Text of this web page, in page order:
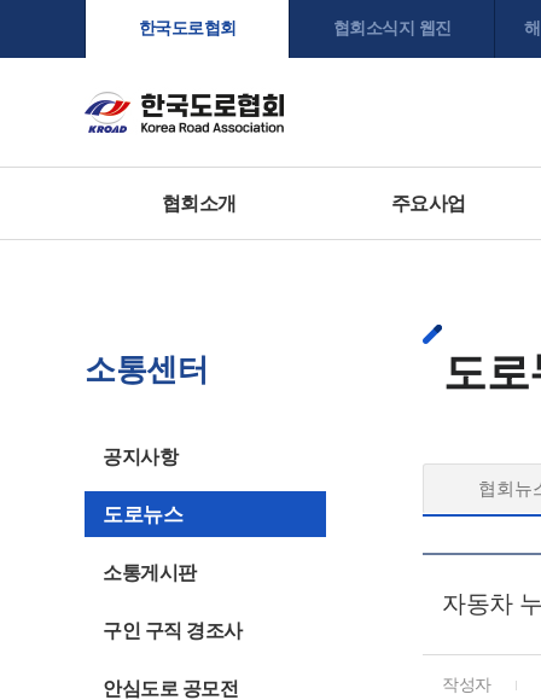
한국도로협회 협회소식지 웹진
협회소개 주요사업
소통센터
공지사항
도로뉴스
소통게시판
구인 구직 경조사
안심도로 공모전
도로
협회뉴
자동차
작성자